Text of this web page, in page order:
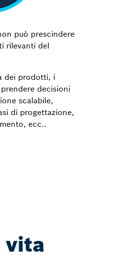
può prescindere
rilevanti del
dei prodotti, i
decisioni
scalabile,
di progettazione,
ecc..
vita